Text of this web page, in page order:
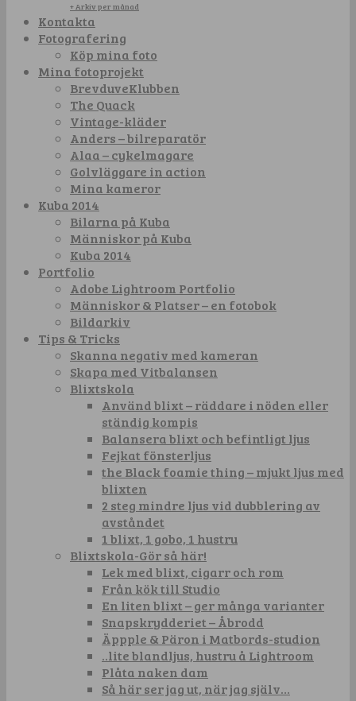
+ Arkiv per månad
Kontakta
Fotografering
Köp mina foto
Mina fotoprojekt
BrevduveKlubben
The Quack
Vintage-kläder
Anders – bilreparatör
Alaa – cykelmagare
Golvläggare in action
Mina kameror
Kuba 2014
Bilarna på Kuba
Människor på Kuba
Kuba 2014
Portfolio
Adobe Lightroom Portfolio
Människor & Platser – en fotobok
Bildarkiv
Tips & Tricks
Skanna negativ med kameran
Skapa med Vitbalansen
Blixtskola
Använd blixt – räddare i nöden eller
ständig kompis
Balansera blixt och befintligt ljus
Fejkat fönsterljus
the Black foamie thing – mjukt ljus med
blixten
2 steg mindre ljus vid dubblering av
avståndet
1 blixt, 1 gobo, 1 hustru
Blixtskola-Gör så här!
Lek med blixt, cigarr och rom
Från kök till Studio
En liten blixt – ger många varianter
Snapskrydderiet – Åbrodd
Äppple & Päron i Matbords-studion
..lite blandljus, hustru å Lightroom
Plåta naken dam
Så här ser jag ut, när jag själv…